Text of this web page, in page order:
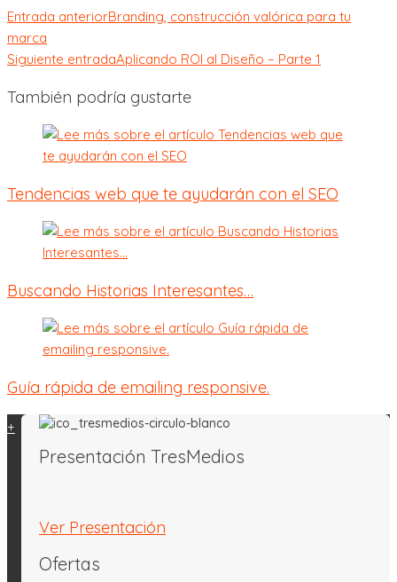
Entrada anteriorBranding, construcción valórica para tu
marca
Siguiente entradaAplicando ROI al Diseño – Parte 1
También podría gustarte
Tendencias web que te ayudarán con el SEO
Buscando Historias Interesantes…
Guía rápida de emailing responsive.
Presentación TresMedios
Ver Presentación
Ofertas
+